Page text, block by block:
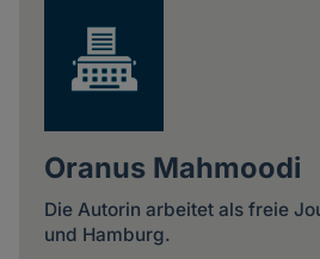
Oranus Mahmoodi
Die Autorin arbeitet als freie
und Hamburg.